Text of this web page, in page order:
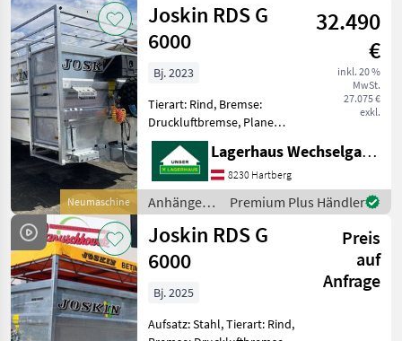
Kategorie 5 Land Filter
AKTUELLER
PFAD
Landtechnik
Anhaenger
Anhaenger
Tiertransporte
Joskin
Rds G
6000
KATEGORIE
WÄHLEN
Zurücksetzen
2
Ergebnisse
anzeigen
Neumaschine
Joskin RDS G
6000
32.490
€
inkl. 20 %
MwSt.
27.075 €
exkl.
Bj. 2023
Tierart: Rind, Bremse:
Druckluftbremse, Plane
Druckluftbremse
Scharmüllerzugöse 40mm
Einteilige innere Trennwand
Halter 4 Stellen
Werkzeugkasten für
Viehtransporte
Lagerhaus Wechselgau reg. Gen.m.b.H.
8230 Hartberg
Anhänger /
Joskin
Premium Plus Händler
Joskin RDS G
6000
Preis
auf
Anfrage
Bj. 2025
Aufsatz: Stahl, Tierart: Rind,